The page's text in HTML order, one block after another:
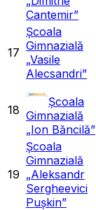
Cantemir”
17
Școala
Gimnazială
„Vasile
Alecsandri”
18
Școala
Gimnazială
„Ion Băncilă”
19
Școala
Gimnazială
„Aleksandr
Sergheevici
Pușkin”